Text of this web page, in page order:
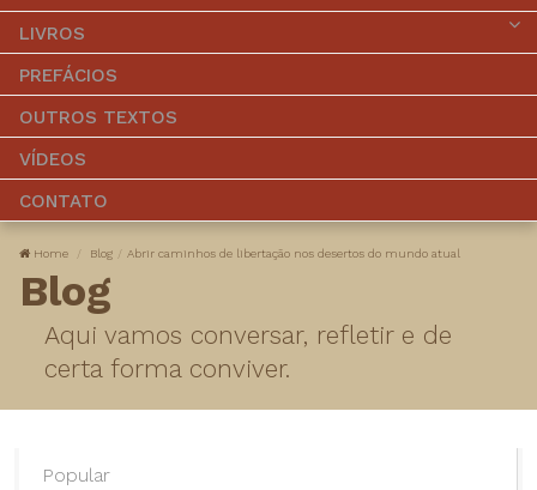
LIVROS
PREFÁCIOS
OUTROS TEXTOS
VÍDEOS
CONTATO
Home Blog Abrir caminhos de libertação nos desertos do mundo atual
Blog
Aqui vamos conversar, refletir e de
certa forma conviver.
Popular